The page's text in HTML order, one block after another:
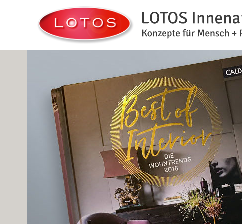
LOTOS Innenarchitektur
Konzepte für Mensch + Raum